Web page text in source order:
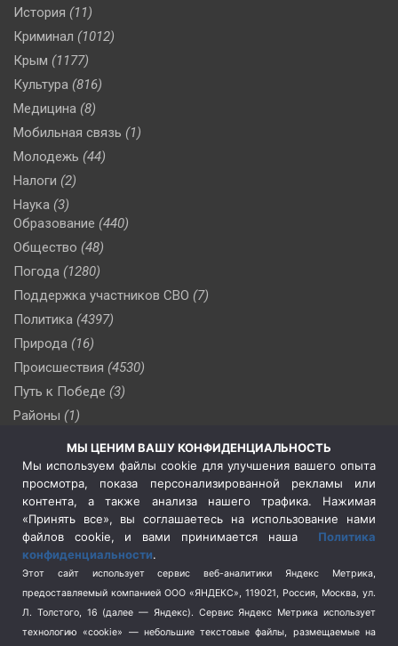
История (11)
Криминал (1012)
Крым (1177)
Культура (816)
Медицина (8)
Мобильная связь (1)
Молодежь (44)
Налоги (2)
Наука (3)
Образование (440)
Общество (48)
Погода (1280)
Поддержка участников СВО (7)
Политика (4397)
Природа (16)
Происшествия (4530)
Путь к Победе (3)
Районы (1)
(510)
Сельское хозяйство (3)
Социальная политика
(3)
Спецоперация в Украине
Спецоперация на Украине
(404)
Спорт (740)
Терроризм (1)
Транспорт (262)
МЫ ЦЕНИМ ВАШУ КОНФИДЕНЦИАЛЬНОСТЬ
Мы используем файлы cookie для улучшения вашего опыта
просмотра, показа персонализированной рекламы или
контента, а также анализа нашего трафика. Нажимая
«Принять все», вы соглашаетесь на использование нами
файлов cookie, и вами принимается наша Политика
конфиденциальности.
Этот сайт использует сервис веб-аналитики Яндекс Метрика,
предоставляемый компанией ООО «ЯНДЕКС», 119021, Россия, Москва, ул.
Л. Толстого, 16 (далее — Яндекс). Сервис Яндекс Метрика использует
технологию «cookie» — небольшие текстовые файлы, размещаемые на